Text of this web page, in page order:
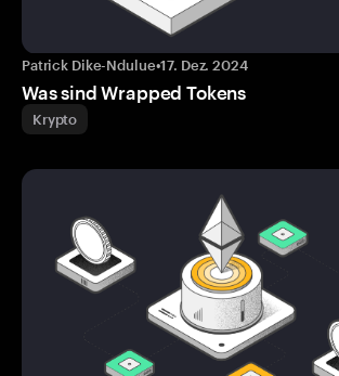
Patrick Dike-Ndulue•17. Dez. 2024
Was sind Wrapped Tokens
Krypto